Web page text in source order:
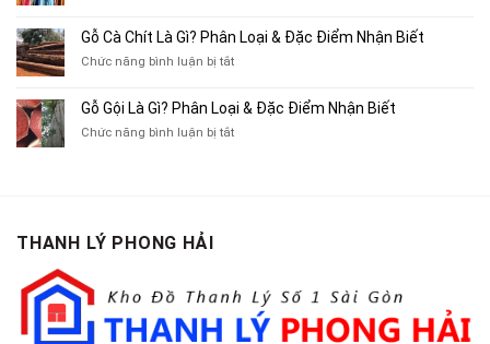
Cũ,
Xe
Cũ
TP.HCM
Sách
Tạp
Chí
Địa
Chỉ
Bán
Áo
Gỗ Cà Chít Là Gì? Phân Loại & Đặc Điểm Nhận Biết
Chức năng bình luận bị tắtở
Chít
Là
Gỗ Gội Là Gì? Phân Loại & Đặc Điểm Nhận Biết
Chức năng bình luận bị tắtở
Điểm
Nhận
Biết
THANH LÝ PHONG HẢI